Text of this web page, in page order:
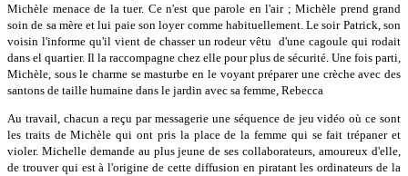
Michèle menace de la tuer. Ce n'est que parole en l'air ; Michèle prend grand
soin de sa mère et lui paie son loyer comme habituellement. Le soir Patrick, son
voisin l'informe qu'il vient de chasser un rodeur vêtu d'une cagoule qui rodait
dans el quartier. Il la raccompagne chez elle pour plus de sécurité. Une fois parti,
Michèle, sous le charme se masturbe en le voyant préparer une crèche avec des
santons de taille humaine dans le jardin avec sa femme, Rebecca
Au travail, chacun a reçu par messagerie une séquence de jeu vidéo où ce sont
les traits de Michèle qui ont pris la place de la femme qui se fait trépaner et
violer. Michelle demande au plus jeune de ses collaborateurs, amoureux d'elle,
de trouver qui est à l'origine de cette diffusion en piratant les ordinateurs de la